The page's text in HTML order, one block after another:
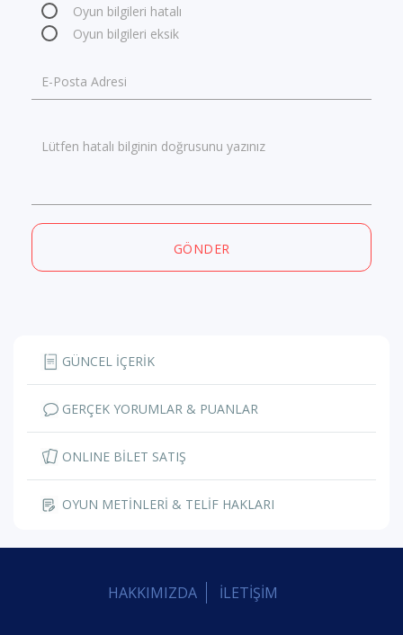
Oyun bilgileri hatalı
Oyun bilgileri eksik
E-Posta Adresi
Lütfen hatalı bilginin doğrusunu yazınız
GÖNDER
GÜNCEL İÇERİK
GERÇEK YORUMLAR & PUANLAR
ONLINE BİLET SATIŞ
OYUN METİNLERİ & TELİF HAKLARI
HAKKIMIZDA İLETİŞİM